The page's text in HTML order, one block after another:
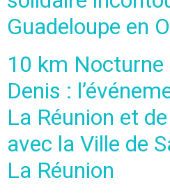
Guadeloupe en
10 km Nocturne
Denis :
La Réunion et
avec la Ville de
La Réunion